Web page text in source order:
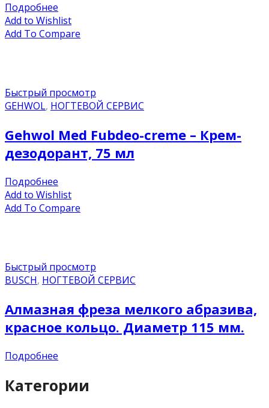
Подробнее
Add to Wishlist
Add To Compare
Быстрый просмотр
GEHWOL, НОГТЕВОЙ СЕРВИС
Gehwol Med Fubdeo-creme – Крем-
дезодорант, 75 мл
Подробнее
Add to Wishlist
Add To Compare
Быстрый просмотр
BUSCH, НОГТЕВОЙ СЕРВИС
Алмазная фреза мелкого абразива,
красное кольцо. Диаметр 115 мм.
Подробнее
Категории